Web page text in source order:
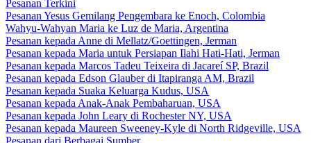
Pesanan Terkini
Pesanan Yesus Gemilang Pengembara ke Enoch, Colombia
Wahyu-Wahyan Maria ke Luz de Maria, Argentina
Pesanan kepada Anne di Mellatz/Goettingen, Jerman
Pesanan kepada Maria untuk Persiapan Ilahi Hati-Hati, Jerman
Pesanan kepada Marcos Tadeu Teixeira di Jacareí SP, Brazil
Pesanan kepada Edson Glauber di Itapiranga AM, Brazil
Pesanan kepada Suaka Keluarga Kudus, USA
Pesanan kepada Anak-Anak Pembaharuan, USA
Pesanan kepada John Leary di Rochester NY, USA
Pesanan kepada Maureen Sweeney-Kyle di North Ridgeville, USA
Pesanan dari Berbagai Sumber